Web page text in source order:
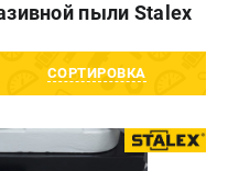
пыли Stalex
СОРТИРОВКА